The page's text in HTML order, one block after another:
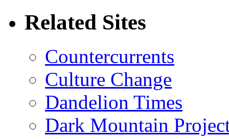
Related Sites
Countercurrents
Culture Change
Dandelion Times
Dark Mountain